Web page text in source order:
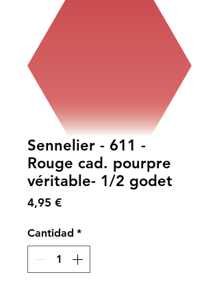
Sennelier - 611 -
Rouge cad. pourpre
véritable- 1/2 godet
4,95 €Precio
Cantidad *